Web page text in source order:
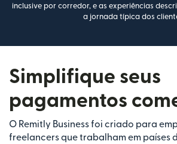
inclusive por corredor, e as experiências
a jornada típica dos
Simplifique seus
pagamentos
O Remitly Business foi criado para
freelancers que trabalham em países